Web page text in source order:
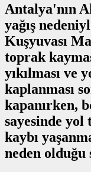
Antalya'nın
yağış
Kuşyuvası
toprak
yıkılması ve
kaplanması
kapanırken,
sayesinde yol
kaybı
neden